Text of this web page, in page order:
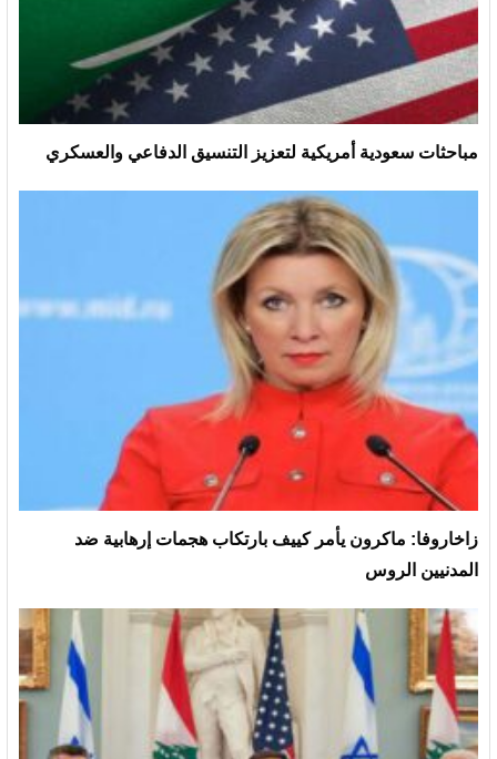
مباحثات سعودية أمريكية لتعزيز التنسيق الدفاعي والعسكري
زاخاروفا: ماكرون يأمر كييف بارتكاب هجمات إرهابية ضد
المدنيين الروس